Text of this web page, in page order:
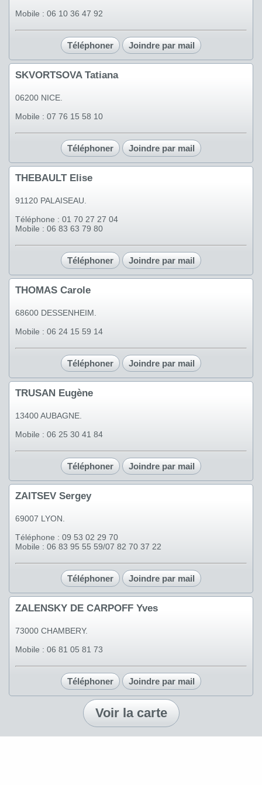
Mobile : 06 10 36 47 92
Téléphoner Joindre par mail
SKVORTSOVA Tatiana
06200 NICE.
Mobile : 07 76 15 58 10
Téléphoner Joindre par mail
THEBAULT Elise
91120 PALAISEAU.
Téléphone : 01 70 27 27 04
Mobile : 06 83 63 79 80
Téléphoner Joindre par mail
THOMAS Carole
68600 DESSENHEIM.
Mobile : 06 24 15 59 14
Téléphoner Joindre par mail
TRUSAN Eugène
13400 AUBAGNE.
Mobile : 06 25 30 41 84
Téléphoner Joindre par mail
ZAITSEV Sergey
69007 LYON.
Téléphone : 09 53 02 29 70
Mobile : 06 83 95 55 59/07 82 70 37 22
Téléphoner Joindre par mail
ZALENSKY DE CARPOFF Yves
73000 CHAMBERY.
Mobile : 06 81 05 81 73
Téléphoner Joindre par mail
Voir la carte